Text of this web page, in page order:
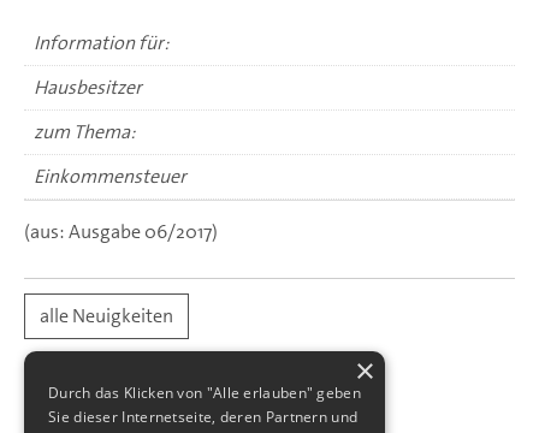
Information für:
Hausbesitzer
zum Thema:
Einkommensteuer
(aus: Ausgabe 06/2017)
alle Neuigkeiten
×
Durch das Klicken von "Alle erlauben" geben
Sie dieser Internetseite, deren Partnern und